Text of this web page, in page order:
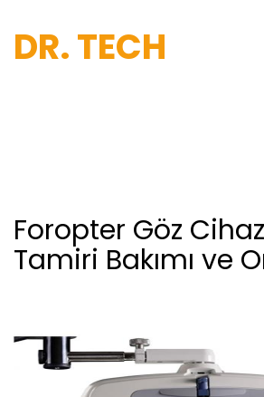
DR. TECH
Foropter Göz
Tamiri Bakımı ve